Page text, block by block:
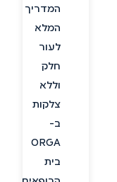
המדריך
המלא
לעור
חלק
וללא
צלקות
ב-
ORGA
בית